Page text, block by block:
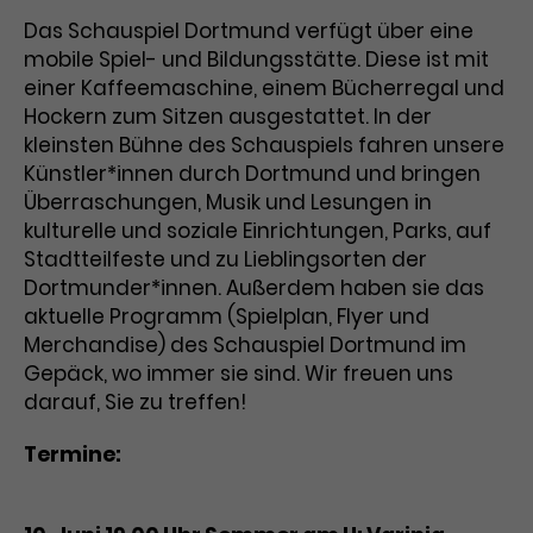
und es wird Zugang zu
geschützten Bereichen gewährt.
Name cookie_optin
Anbieter TYPO3
Laufzeit
Zweck
Enthält die gewählten Tracking-
Optin-Einstellungen.
Laufzeit 2 Jahre
Zweck
Dieses Cookie wird von Google
Analytics installiert. Das Cookie
wird verwendet, um
Besucher*innen-, Sitzungs- und
Kampagnendaten zu berechnen
und die Nutzung der Website für
den Analysebericht der Website zu
verfolgen. Die Cookies speichern
Informationen anonym und weisen
eine zufallsgenerierte Nummer zu,
um Besuche zu erkennen.
Anbieter Google Analytics
Marketing
Diese Gruppe beinhaltet alle Scripte, die es uns
ermöglichen die Leistung unserer
Werbekampagnen zu analysieren und
Conversions zu messen. Außerdem helfen sie
uns dabei Werbeanzeigen und Inhalte besser auf
die Interessen unserer Nutzer abzustimmen.
Name
_gcl_au
Anbieter Google Ads
Laufzeit 3 Monate
Wird von Google verwendet, um
die Effizienz von Werbeanzeigen zu
messen und Conversions zu
Cookie-Informationen
Das Schauspiel Dortmund verfügt über eine
mobile Spiel- und Bildungsstätte. Diese ist mit
einer Kaffeemaschine, einem Bücherregal und
Hockern zum Sitzen ausgestattet. In der
kleinsten Bühne des Schauspiels fahren unsere
Künstler*innen durch Dortmund und bringen
Überraschungen, Musik und Lesungen in
kulturelle und soziale Einrichtungen, Parks, auf
Stadtteilfeste und zu Lieblingsorten der
Dortmunder*innen. Außerdem haben sie das
aktuelle Programm (Spielplan, Flyer und
Merchandise) des Schauspiel Dortmund im
Gepäck, wo immer sie sind. Wir freuen uns
darauf, Sie zu treffen!
Termine: